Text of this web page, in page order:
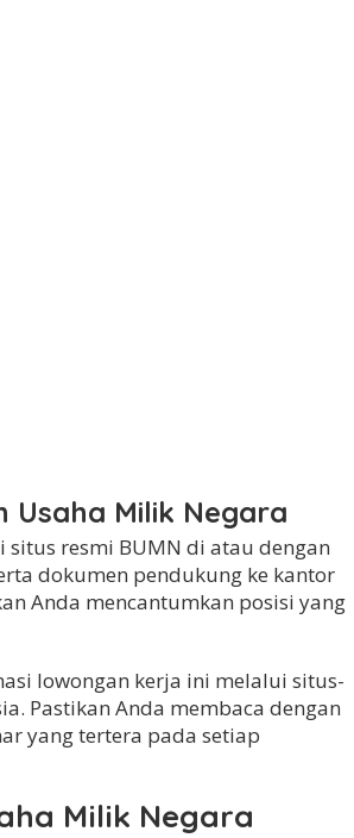
Usaha Milik Negara
resmi BUMN di atau dengan
dokumen pendukung ke kantor
Anda mencantumkan posisi yang
lowongan kerja ini melalui situs-
Pastikan Anda membaca dengan
yang tertera pada setiap
Milik Negara